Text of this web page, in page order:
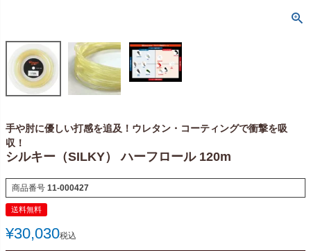
手や肘に優しい打感を追及！ウレタン・コーティングで衝撃を吸
収！
シルキー（SILKY） ハーフロール 120m
商品番号 11-000427
送料無料
¥30,030税込